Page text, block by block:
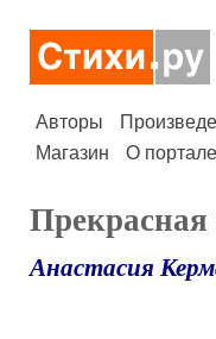
Авторы
Магазин
О портале
Прекрасная
Анастасия